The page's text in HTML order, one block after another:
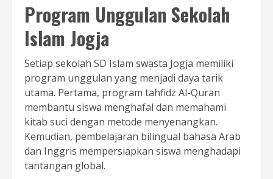
Program Unggulan Sekolah
Islam Jogja
Setiap sekolah SD Islam swasta Jogja memiliki
program unggulan yang menjadi daya tarik
utama. Pertama, program tahfidz Al-Quran
membantu siswa menghafal dan memahami
kitab suci dengan metode menyenangkan.
Kemudian, pembelajaran bilingual bahasa Arab
dan Inggris mempersiapkan siswa menghadapi
tantangan global.